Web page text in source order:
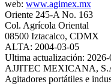
web: www.agimex.mx
Oriente 245-A No. 163
Col. Agrícola Oriental
08500 Iztacalco, CDMX
ALTA: 2004-03-05
Ultima actualización:
AJJITEC MEXICANA,
Agitadores portátiles e